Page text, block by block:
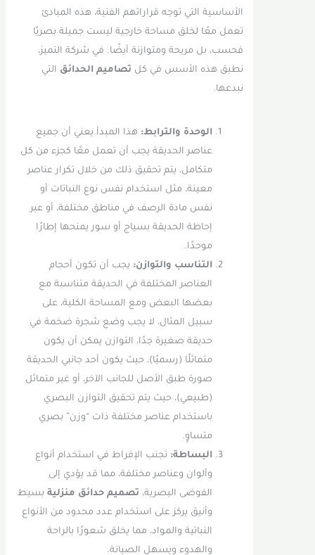
الأساسية التي توجه قراراتهم الفنية، هذه المبادئ
تعمل معًا لخلق مساحة خارجية ليست جميلة بصريًا
فحسب، بل مريحة ومتوازنة أيضًا. في شركة التميز،
نطبق هذه الأسس في كل تصاميم الحدائقالتي
نبدعها.
الوحدة والترابط:هذا المبدأ يعني أن جميع
عناصر الحديقة يجب أن تعمل معًا كجزء من كل
متكامل، يتم تحقيق ذلك من خلال تكرار عناصر
معينة، مثل استخدام نفس نوع النباتات أو
نفس مادة الرصف في مناطق مختلفة، أو عبر
إحاطة الحديقة بسياج أو سور يمنحها إطارًا
موحدًا.
التناسب والتوازن:يجب أن تكون أحجام
العناصر المختلفة في الحديقة متناسبة مع
بعضها البعض ومع المساحة الكلية، على
سبيل المثال، لا يجب وضع شجرة ضخمة في
حديقة صغيرة جدًا، التوازن يمكن أن يكون
متماثلًا (رسميًا)، حيث يكون أحد جانبي الحديقة
صورة طبق الأصل للجانب الآخر، أو غير متماثل
(طبيعي)، حيث يتم تحقيق التوازن البصري
باستخدام عناصر مختلفة ذات “وزن” بصري
متساوٍ.
البساطة:تجنب الإفراط في استخدام أنواع
وألوان وعناصر مختلفة، مما قد يؤدي إلى
الفوضى البصرية،تصميم حدائق منزليةبسيط
وأنيق يركز على استخدام عدد محدود من الأنواع
النباتية والمواد، مما يخلق شعورًا بالراحة
والهدوء ويسهل الصيانة.